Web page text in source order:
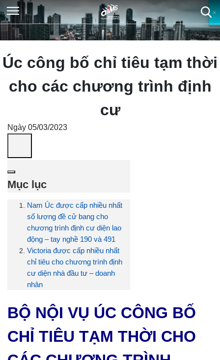
Úc công bố chỉ tiêu tạm thời
cho các chương trình định
cư
Ngày 05/03/2023
Mục lục
Nam Úc được cấp nhiều nhất
số lượng đề cử bang cho
chương trình định cư diện lao
động – tay nghề 190 và 491
Victoria được cấp nhiều nhất
chỉ tiêu cho chương trình định
cư diện nhà đầu tư – doanh
nhân
BỘ NỘI VỤ ÚC CÔNG BỐ
CHỈ TIÊU TẠM THỜI CHO
×
×
×
×